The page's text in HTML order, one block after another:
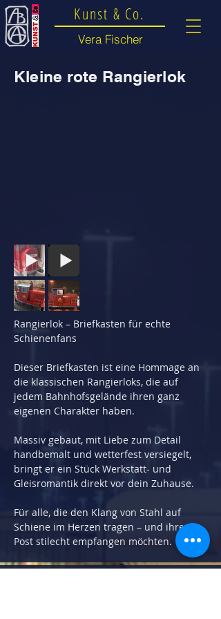
Kunst & Co.
Vera Fischer
Kleine rote Rangierlok
Rangierlok – Briefkasten für echte
Schienenfans
Dieser Briefkasten ist eine Hommage an
die klassischen Rangierloks, die auf
jedem Bahnhofsgelände ihren ganz
eigenen Charakter haben.
Massiv gebaut, mit Liebe zum Detail
handbemalt und wetterfest versiegelt,
bringt er ein Stück Werkstatt- und
Gleisromantik direkt vor dein Zuhause.
Für alle, die den Klang von Stahl auf
Schiene im Herzen tragen – und ihre
Post stilecht empfangen möchten.